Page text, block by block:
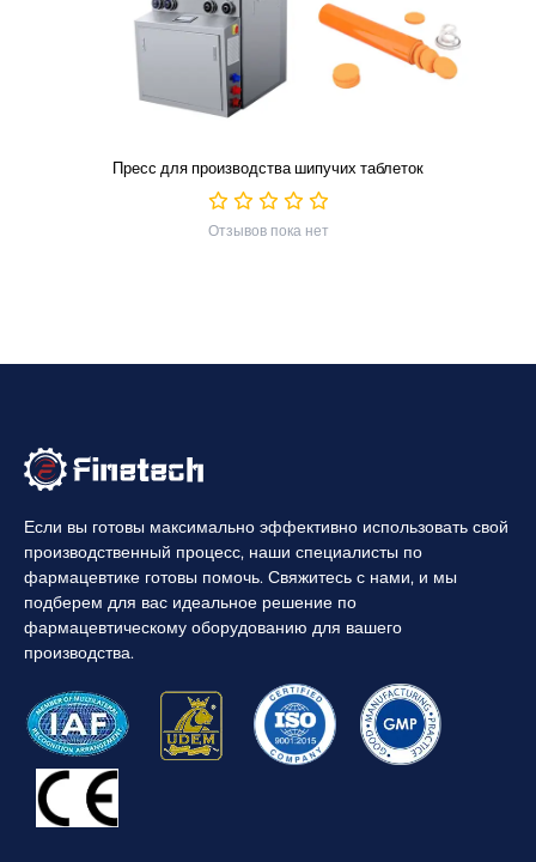
Пресс для производства шипучих таблеток
Отзывов пока нет
Если вы готовы максимально эффективно использовать свой
производственный процесс, наши специалисты по
фармацевтике готовы помочь. Свяжитесь с нами, и мы
подберем для вас идеальное решение по
фармацевтическому оборудованию для вашего
производства.